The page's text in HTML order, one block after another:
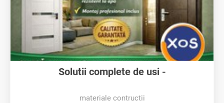
Solutii complete de usi -
materiale contructii